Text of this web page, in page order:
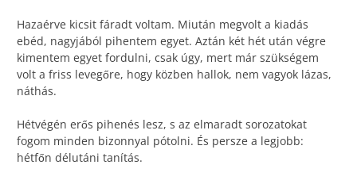
Hazaérve kicsit fáradt voltam. Miután megvolt a kiadás
ebéd, nagyjából pihentem egyet. Aztán két hét után végre
kimentem egyet fordulni, csak úgy, mert már szükségem
volt a friss levegőre, hogy közben hallok, nem vagyok lázas,
náthás.
Hétvégén erős pihenés lesz, s az elmaradt sorozatokat
fogom minden bizonnyal pótolni. És persze a legjobb:
hétfőn délutáni tanítás.